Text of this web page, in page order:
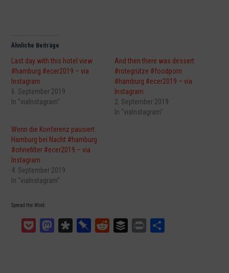
Ähnliche Beiträge
Last day with this hotel view
#hamburg #ecer2019 – via
Instagram
6. September 2019
In "viaInstagram"
And then there was dessert
#rotegrütze #foodporn
#hamburg #ecer2019 – via
Instagram
2. September 2019
In "viaInstagram"
Wenn die Konferenz pausiert:
Hamburg bei Nacht #hamburg
#ohnefilter #ecer2019 – via
Instagram
4. September 2019
In "viaInstagram"
Spread the Word:
Pocket MastodonDiasporaPinboardReddit Buffer Print